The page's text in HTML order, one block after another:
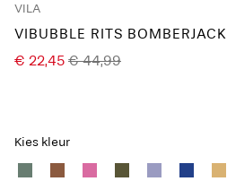
VILA
VIBUBBLE RITS BOMBERJACK
€ 22,45 € 44,99
Kies kleur